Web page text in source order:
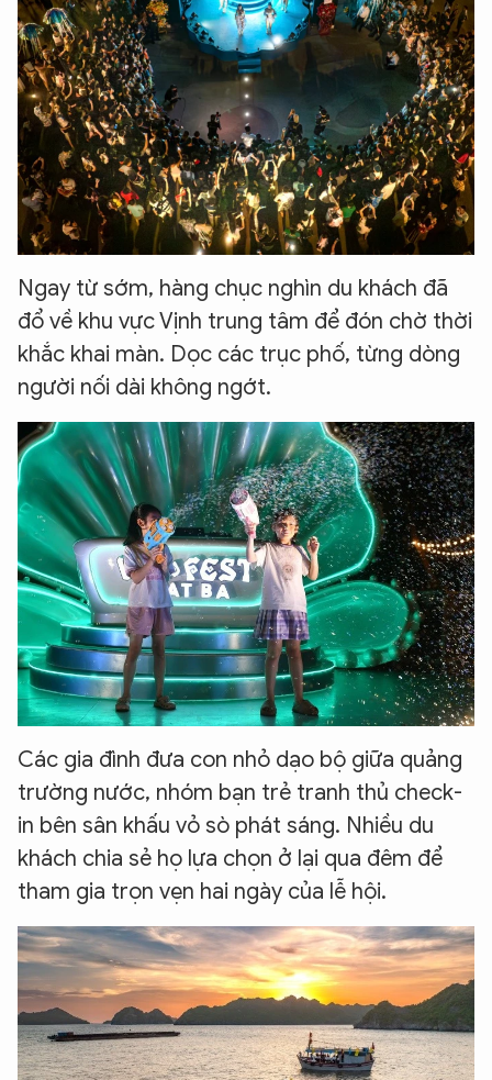
Ngay từ sớm, hàng chục nghìn du khách đã
đổ về khu vực Vịnh trung tâm để đón chờ thời
khắc khai màn. Dọc các trục phố, từng dòng
người nối dài không ngớt.
Các gia đình đưa con nhỏ dạo bộ giữa quảng
trường nước, nhóm bạn trẻ tranh thủ check-
in bên sân khấu vỏ sò phát sáng. Nhiều du
khách chia sẻ họ lựa chọn ở lại qua đêm để
tham gia trọn vẹn hai ngày của lễ hội.